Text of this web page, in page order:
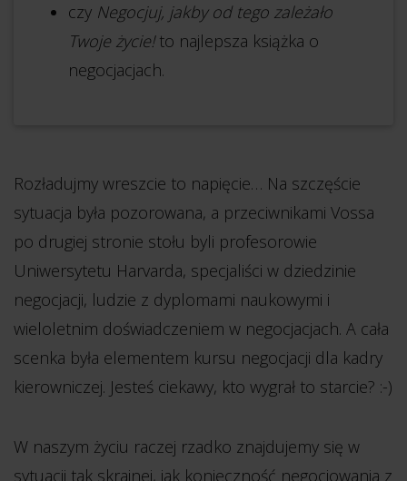
czy Negocjuj, jakby od tego zależało
Twoje życie!to najlepsza książka o
negocjacjach.
Rozładujmy wreszcie to napięcie… Na szczęście
sytuacja była pozorowana, a przeciwnikami Vossa
po drugiej stronie stołu byli profesorowie
Uniwersytetu Harvarda, specjaliści w dziedzinie
negocjacji, ludzie z dyplomami naukowymi i
wieloletnim doświadczeniem w negocjacjach. A cała
scenka była elementem kursu negocjacji dla kadry
kierowniczej. Jesteś ciekawy, kto wygrał to starcie? :-)
W naszym życiu raczej rzadko znajdujemy się w
sytuacji tak skrajnej, jak konieczność negocjowania z